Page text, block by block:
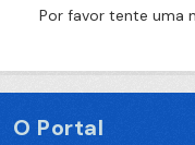
Por favor tente uma
O Portal